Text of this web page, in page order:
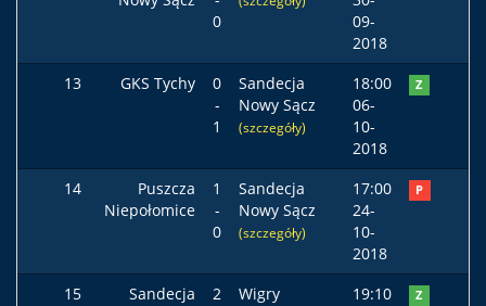
0
09-
2018
13
GKS Tychy
0
-
1
Sandecja
Nowy Sącz
(szczegóły)
18:00
06-
10-
2018
Z
14
Puszcza
Niepołomice
1
-
0
Sandecja
Nowy Sącz
(szczegóły)
17:00
24-
10-
2018
P
15
Sandecja
2
Wigry
19:10
Z